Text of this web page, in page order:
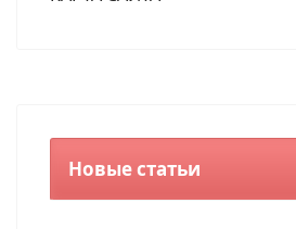
Новые статьи